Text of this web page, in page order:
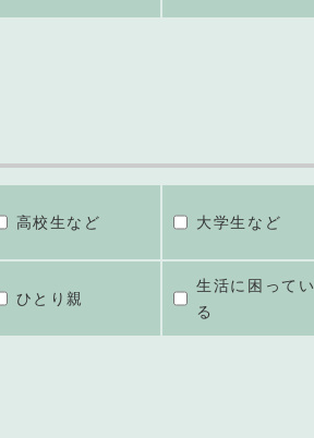
高校生など 大学生など
ひとり親
生活に困ってい
る